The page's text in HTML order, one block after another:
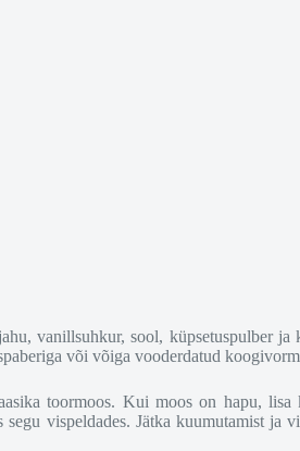
vanillsuhkur, sool, küpsetuspulber
või võiga vooderdatud
toormoos. Kui moos on hapu,
vispeldades. Jätka kuumutamist ja